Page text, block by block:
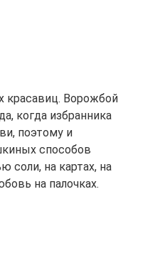
красавиц. Ворожбой
когда избранника
поэтому и
способов
соли, на картах, на
на палочках.